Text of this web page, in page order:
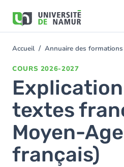
contenu
You
Accueil Annuaire des formations
COURS 2026-2027
textes
Moyen-
français)